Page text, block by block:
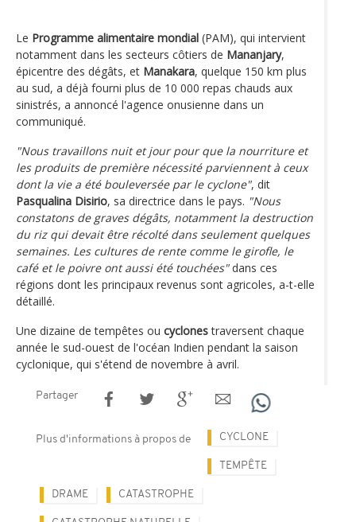
Le Programme alimentaire mondial (PAM), qui intervient
notamment dans les secteurs côtiers de Mananjary,
épicentre des dégâts, et Manakara, quelque 150 km plus
au sud, a déjà fourni plus de 10 000 repas chauds aux
sinistrés, a annoncé l'agence onusienne dans un
communiqué.
"Nous travaillons nuit et jour pour que la nourriture et
les produits de première nécessité parviennent à ceux
dont la vie a été bouleversée par le cyclone", dit
Pasqualina Disirio, sa directrice dans le pays. "Nous
constatons de graves dégâts, notamment la destruction
du riz qui devait être récolté dans seulement quelques
semaines. Les cultures de rente comme le girofle, le
café et le poivre ont aussi été touchées"dans ces
régions dont les principaux revenus sont agricoles, a-t-elle
détaillé.
Une dizaine de tempêtes ou cyclonestraversent chaque
année le sud-ouest de l'océan Indien pendant la saison
cyclonique, qui s'étend de novembre à avril.
Partager
Plus d'informations à propos de CYCLONE
TEMPÊTE
DRAME CATASTROPHE